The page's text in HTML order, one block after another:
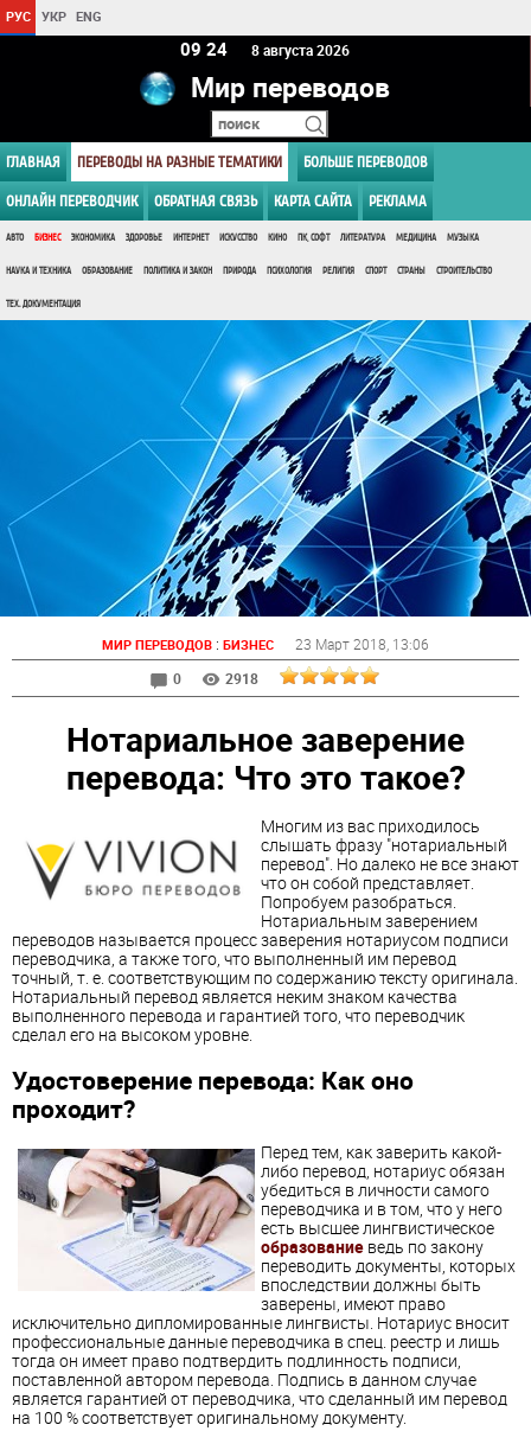
РУС УКР ENG
09:24 8 августа 2026
Мир переводов
ГЛАВНАЯ ПЕРЕВОДЫ НА РАЗНЫЕ ТЕМАТИКИ БОЛЬШЕ ПЕРЕВОДОВ
ОНЛАЙН ПЕРЕВОДЧИК ОБРАТНАЯ СВЯЗЬ КАРТА САЙТА РЕКЛАМА
АВТО БИЗНЕС ЭКОНОМИКА ЗДОРОВЬЕ ИНТЕРНЕТ ИСКУССТВО КИНО ПК, СОФТ ЛИТЕРАТУРА МЕДИЦИНА МУЗЫКА
НАУКА И ТЕХНИКА ОБРАЗОВАНИЕ ПОЛИТИКА И ЗАКОН ПРИРОДА ПСИХОЛОГИЯ РЕЛИГИЯ СПОРТ СТРАНЫ СТРОИТЕЛЬСТВО
ТЕХ. ДОКУМЕНТАЦИЯ
МИР ПЕРЕВОДОВ : БИЗНЕС 23 Март 2018 , 13:06
0
2918
Нотариальное заверение
перевода: Что это такое?
Многим из вас приходилось
слышать фразу "нотариальный
перевод". Но далеко не все знают
что он собой представляет.
Попробуем разобраться.
Нотариальным заверением
переводов называется процесс заверения нотариусом подписи
переводчика, а также того, что выполненный им перевод
точный, т. е. соответствующим по содержанию тексту оригинала.
Нотариальный перевод является неким знаком качества
выполненного перевода и гарантией того, что переводчик
сделал его на высоком уровне.
Удостоверение перевода: Как оно
проходит?
Перед тем, как заверить какой-
либо перевод, нотариус обязан
убедиться в личности самого
переводчика и в том, что у него
есть высшее лингвистическое
образование ведь по закону
переводить документы, которых
впоследствии должны быть
заверены, имеют право
исключительно дипломированные лингвисты. Нотариус вносит
профессиональные данные переводчика в спец. реестр и лишь
тогда он имеет право подтвердить подлинность подписи,
поставленной автором перевода. Подпись в данном случае
является гарантией от переводчика, что сделанный им перевод
на 100 % соответствует оригинальному документу.